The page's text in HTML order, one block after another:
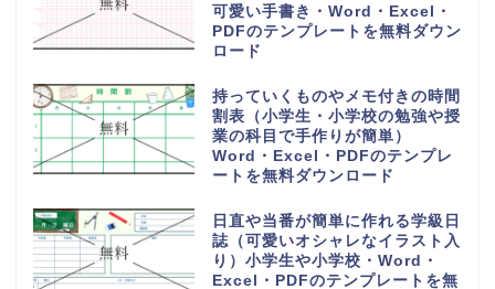
簿）受取の集計表と香典返しに作
成して使える素材・Word・
Excel・PDFのテンプレートを無
旅行の予定表や日程表を手作りの
しおりを作る（作り方や作成方法
が簡単）可愛い・Word・
Excel・PDFのテンプレートを無
6分割でわかりやすい電話や来社
に対応した伝言メモ（対応した内
容を簡単に作成）Word・